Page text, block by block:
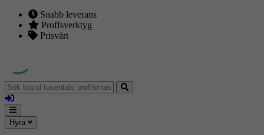
Snabb leverans
Proffsverktyg
Prisvärt
Sök
bland
tusentals
proffsmaskiner
Logga
in
Mina
sidor
Meny
Hyra